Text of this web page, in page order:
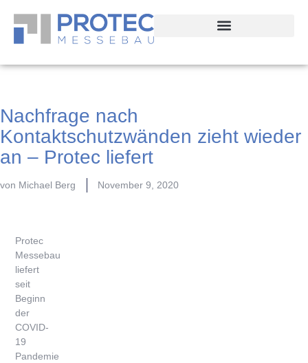
Nachfrage nach
Kontaktschutzwänden zieht wieder
an – Protec liefert
von Michael Berg November 9, 2020
Protec
Messebau
liefert
seit
Beginn
der
COVID-
19
Pandemie